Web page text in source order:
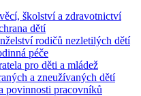
školství a zdravotnictví
dětí
rodičů nezletilých dětí
péče
pro děti a mládež
a zneužívaných dětí
povinnosti pracovníků